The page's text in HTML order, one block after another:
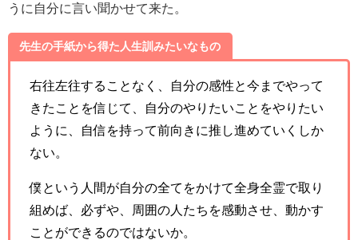
うに自分に言い聞かせて来た。
先生の手紙から得た人生訓みたいなもの
右往左往することなく、自分の感性と今までやって
きたことを信じて、自分のやりたいことをやりたい
ように、自信を持って前向きに推し進めていくしか
ない。
僕という人間が自分の全てをかけて全身全霊で取り
組めば、必ずや、周囲の人たちを感動させ、動かす
ことができるのではないか。